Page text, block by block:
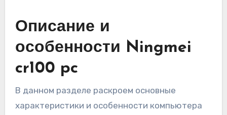
Описание и
особенности Ningmei
cr100 pc
В данном разделе раскроем основные
характеристики и особенности компьютера